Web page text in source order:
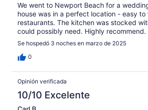
We went to Newport Beach for a
house was in a perfect location - easy
restaurants. The kitchen was stocked
could possibly need. Highly recommend.
Se hospedó 3 noches en marzo de 2025
0
Opinión verificada
10/10 Excelente